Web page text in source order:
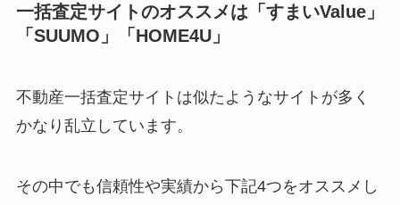
一括査定サイトのオススメは「すまいValue」
「SUUMO」「HOME4U」
不動産一括査定サイトは似たようなサイトが多く
かなり乱立しています。
その中でも信頼性や実績から下記4つをオススメし